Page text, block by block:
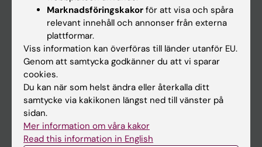
Schema
Studentmejlen
Kurs- och programwebbar
Student på KI
Medarbetare
Marknadsföringskakor för att visa och spåra
relevant innehåll och annonser från externa
plattformar.
Viss information kan överföras till länder utanför EU.
Genom att samtycka godkänner du att vi sparar
cookies.
Du kan när som helst ändra eller återkalla ditt
samtycke via kakikonen längst ned till vänster på
sidan.
Mer information om våra kakor
Read this information in English